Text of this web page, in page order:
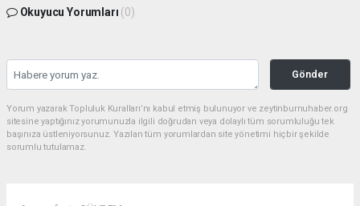
Okuyucu Yorumları (0)
Gönder
Yorum yazarak Topluluk Kuralları’nı kabul etmiş bulunuyor ve zeytinburnuhaber.org
sitesine yaptığınız yorumunuzla ilgili doğrudan veya dolaylı tüm sorumluluğu tek
başınıza üstleniyorsunuz. Yazılan tüm yorumlardan site yönetimi hiçbir şekilde
sorumlu tutulamaz.